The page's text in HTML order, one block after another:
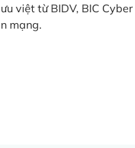
việt từ BIDV, BIC
mạng.